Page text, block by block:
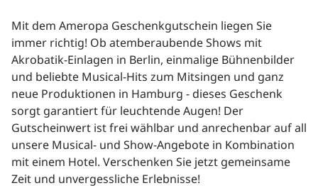
Mit dem Ameropa Geschenkgutschein liegen Sie
immer richtig! Ob atemberaubende Shows mit
Akrobatik-Einlagen in Berlin, einmalige Bühnenbilder
und beliebte Musical-Hits zum Mitsingen und ganz
neue Produktionen in Hamburg - dieses Geschenk
sorgt garantiert für leuchtende Augen! Der
Gutscheinwert ist frei wählbar und anrechenbar auf all
unsere Musical- und Show-Angebote in Kombination
mit einem Hotel. Verschenken Sie jetzt gemeinsame
Zeit und unvergessliche Erlebnisse!